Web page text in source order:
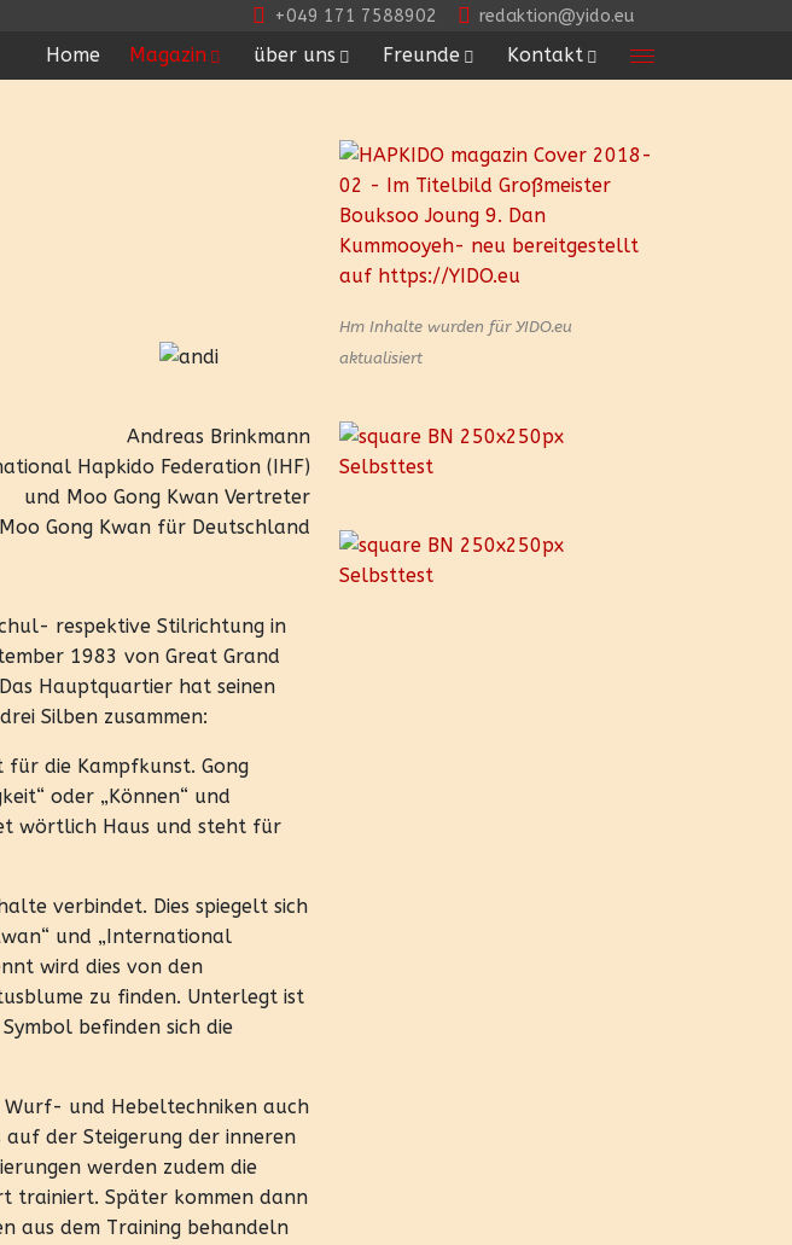
+049 171 7588902 redaktion@yido.eu
Home Magazin über uns Freunde Kontakt
Andreas Brinkmann
Hapkido Federation (IHF)
und Moo Gong Kwan Vertreter
Gong Kwan für Deutschland
respektive Stilrichtung in
1983 von Great Grand
Hauptquartier hat seinen
Silben zusammen:
für die Kampfkunst. Gong
oder „Können“ und
wörtlich Haus und steht für
verbindet. Dies spiegelt sich
und „International
wird dies von den
zu finden. Unterlegt ist
befinden sich die
und Hebeltechniken auch
der Steigerung der inneren
werden zudem die
trainiert. Später kommen dann
aus dem Training behandeln
Hm Inhalte wurden für YIDO.eu
aktualisiert